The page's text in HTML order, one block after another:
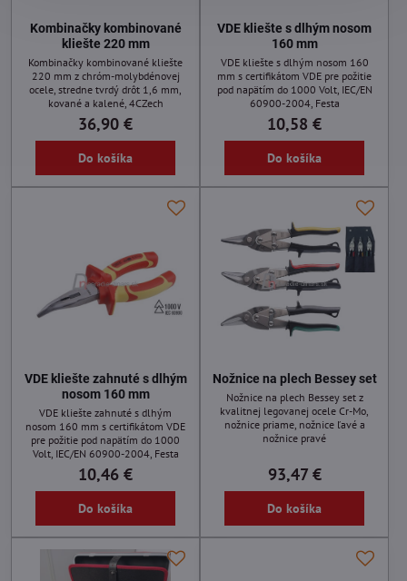
Kombinačky kombinované
kliešte 220 mm
Kombinačky kombinované kliešte
220 mm z chróm-molybdénovej
ocele, stredne tvrdý drôt 1,6 mm,
kované a kalené, 4CZech
36,90 €
Do košíka
VDE kliešte s dlhým nosom
160 mm
VDE kliešte s dlhým nosom 160
mm s certifikátom VDE pre požitie
pod napätím do 1000 Volt, IEC/EN
60900-2004, Festa
10,58 €
Do košíka
VDE kliešte zahnuté s dlhým
nosom 160 mm
VDE kliešte zahnuté s dlhým
nosom 160 mm s certifikátom VDE
pre požitie pod napätím do 1000
Volt, IEC/EN 60900-2004, Festa
10,46 €
Do košíka
Nožnice na plech Bessey set
Nožnice na plech Bessey set z
kvalitnej legovanej ocele Cr-Mo,
nožnice priame, nožnice ľavé a
nožnice pravé
93,47 €
Do košíka